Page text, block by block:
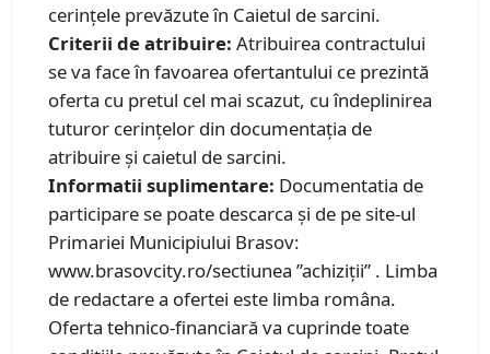
cerințele prevăzute în Caietul de sarcini.
Criterii de atribuire: Atribuirea contractului
se va face în favoarea ofertantului ce prezintă
oferta cu pretul cel mai scazut, cu îndeplinirea
tuturor cerințelor din documentația de
atribuire și caietul de sarcini.
Informatii suplimentare: Documentatia de
participare se poate descarca și de pe site-ul
Primariei Municipiului Brasov:
www.brasovcity.ro/sectiunea ”achiziții” . Limba
de redactare a ofertei este limba româna.
Oferta tehnico-financiară va cuprinde toate